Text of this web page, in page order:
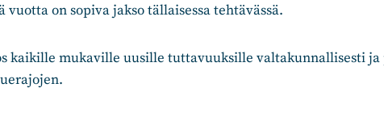
vuotta on sopiva jakso tällaisessa tehtävässä.
kaikille mukaville uusille tuttavuuksille valtakunnallisesti